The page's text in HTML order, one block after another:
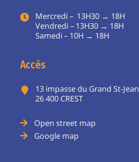
Mercredi – 13H30 → 18H
Vendredi – 13H30 → 18H
Samedi – 10H → 18H
Accès
13 impasse du Grand St-Jean
26 400 CREST
Open street map
Google map